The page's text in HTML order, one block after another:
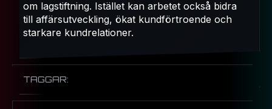
om lagstiftning. Istället kan arbetet också bidra
till affärsutveckling, ökat kundförtroende och
starkare kundrelationer.
TAGGAR: